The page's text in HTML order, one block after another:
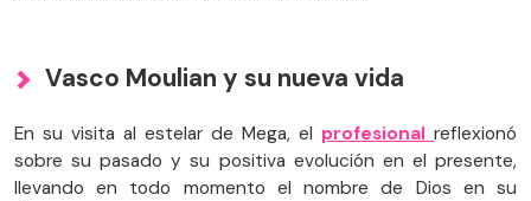
Vasco Moulian y su nueva vida
En su visita al estelar de Mega, el profesional reflexionó
sobre su pasado y su positiva evolución en el presente,
llevando en todo momento el nombre de Dios en su